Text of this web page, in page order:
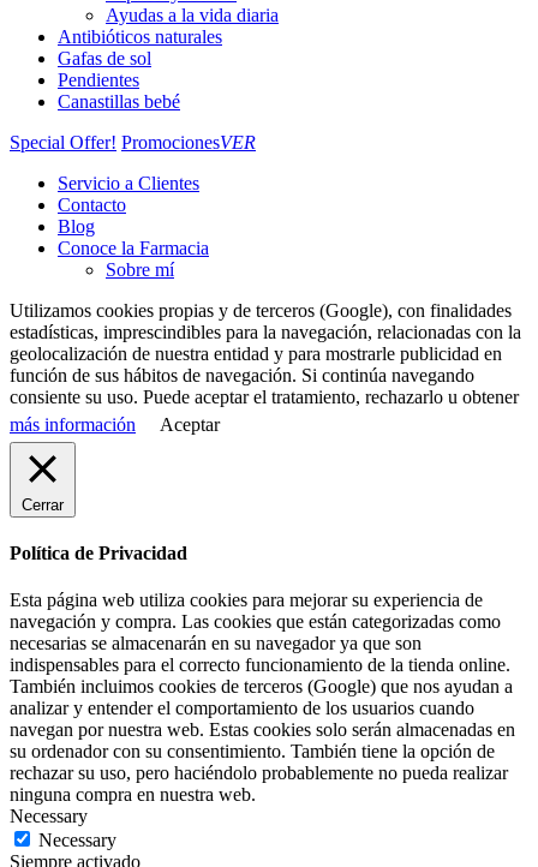
Ayudas a la vida diaria
Antibióticos naturales
Gafas de sol
Pendientes
Canastillas bebé
Special Offer! PromocionesVER
Servicio a Clientes
Contacto
Blog
Conoce la Farmacia
Sobre mí
Utilizamos cookies propias y de terceros (Google), con finalidades
estadísticas, imprescindibles para la navegación, relacionadas con la
geolocalización de nuestra entidad y para mostrarle publicidad en
función de sus hábitos de navegación. Si continúa navegando
consiente su uso. Puede aceptar el tratamiento, rechazarlo u obtener
más información
Aceptar
Cerrar
Política de Privacidad
Esta página web utiliza cookies para mejorar su experiencia de
navegación y compra. Las cookies que están categorizadas como
necesarias se almacenarán en su navegador ya que son
indispensables para el correcto funcionamiento de la tienda online.
También incluimos cookies de terceros (Google) que nos ayudan a
analizar y entender el comportamiento de los usuarios cuando
navegan por nuestra web. Estas cookies solo serán almacenadas en
su ordenador con su consentimiento. También tiene la opción de
rechazar su uso, pero haciéndolo probablemente no pueda realizar
ninguna compra en nuestra web.
Necessary
Necessary
Siempre activado